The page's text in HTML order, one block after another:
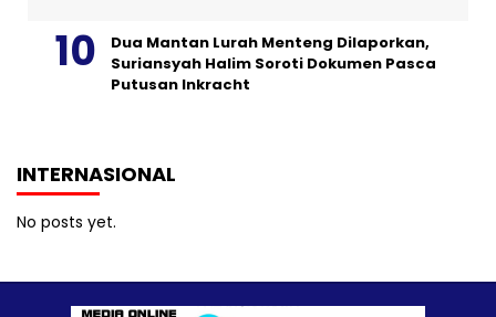
Dua Mantan Lurah Menteng Dilaporkan,
Suriansyah Halim Soroti Dokumen Pasca
Putusan Inkracht
INTERNASIONAL
No posts yet.